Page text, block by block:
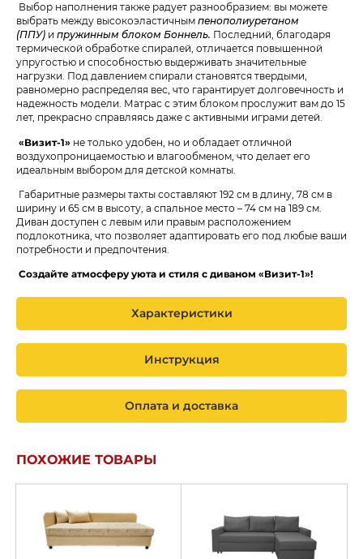
Выбор наполнения также радует разнообразием: вы можете
выбрать между высокоэластичным пенополиуретаном
(ППУ) и пружинным блоком Боннель. Последний, благодаря
термической обработке спиралей, отличается повышенной
упругостью и способностью выдерживать значительные
нагрузки. Под давлением спирали становятся твердыми,
равномерно распределяя вес, что гарантирует долговечность и
надежность модели. Матрас с этим блоком прослужит вам до 15
лет, прекрасно справляясь даже с активными играми детей.
«Визит-1» не только удобен, но и обладает отличной
воздухопроницаемостью и влагообменом, что делает его
идеальным выбором для детской комнаты.
Габаритные размеры тахты составляют 192 см в длину, 78 см в
ширину и 65 см в высоту, а спальное место – 74 см на 189 см.
Диван доступен с левым или правым расположением
подлокотника, что позволяет адаптировать его под любые ваши
потребности и предпочтения.
Создайте атмосферу уюта и стиля с диваном «Визит-1»!
Характеристики
Инструкция
Оплата и доставка
ПОХОЖИЕ ТОВАРЫ